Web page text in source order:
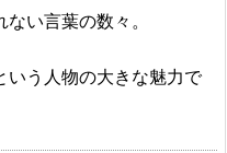
い言葉の数々。
いう人物の大きな魅力で